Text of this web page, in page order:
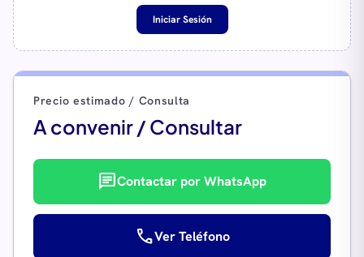
Iniciar Sesión
Precio estimado / Consulta
A convenir / Consultar
chatContactar por WhatsApp
callVer Teléfono